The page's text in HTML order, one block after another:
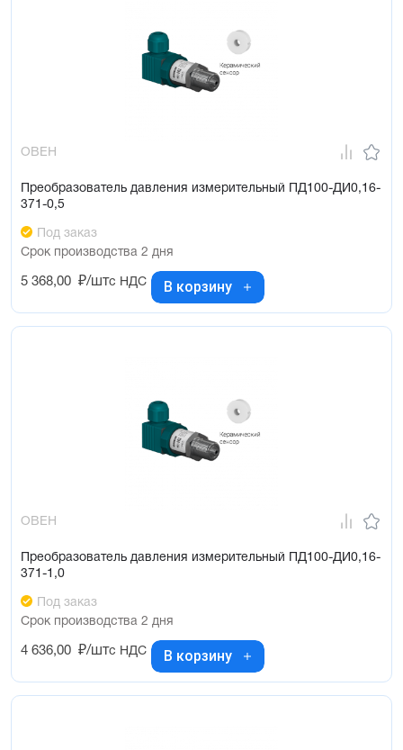
ОВЕН
Преобразователь давления измерительный ПД100-ДИ0,16-
371-0,5
Под заказ
Срок производства 2 дня
5 368,00 ₽/штс НДС В корзину
ОВЕН
Преобразователь давления измерительный ПД100-ДИ0,16-
371-1,0
Под заказ
Срок производства 2 дня
4 636,00 ₽/штс НДС В корзину